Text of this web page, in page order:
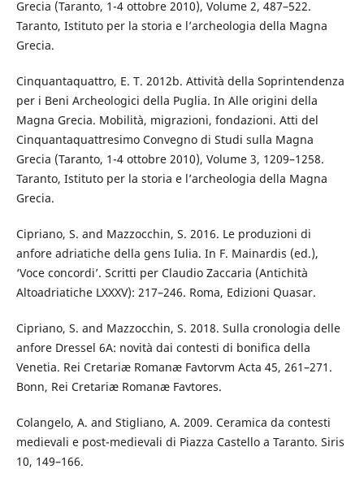
Grecia (Taranto, 1-4 ottobre 2010), Volume 2, 487–522.
Taranto, Istituto per la storia e l’archeologia della Magna
Grecia.
Cinquantaquattro, E. T. 2012b. Attività della Soprintendenza
per i Beni Archeologici della Puglia. In Alle origini della
Magna Grecia. Mobilità, migrazioni, fondazioni. Atti del
Cinquantaquattresimo Convegno di Studi sulla Magna
Grecia (Taranto, 1-4 ottobre 2010), Volume 3, 1209–1258.
Taranto, Istituto per la storia e l’archeologia della Magna
Grecia.
Cipriano, S. and Mazzocchin, S. 2016. Le produzioni di
anfore adriatiche della gens Iulia. In F. Mainardis (ed.),
‘Voce concordi’. Scritti per Claudio Zaccaria (Antichità
Altoadriatiche LXXXV): 217–246. Roma, Edizioni Quasar.
Cipriano, S. and Mazzocchin, S. 2018. Sulla cronologia delle
anfore Dressel 6A: novità dai contesti di bonifica della
Venetia. Rei Cretariæ Romanæ Favtorvm Acta 45, 261–271.
Bonn, Rei Cretariæ Romanæ Favtores.
Colangelo, A. and Stigliano, A. 2009. Ceramica da contesti
medievali e post-medievali di Piazza Castello a Taranto. Siris
10, 149–166.